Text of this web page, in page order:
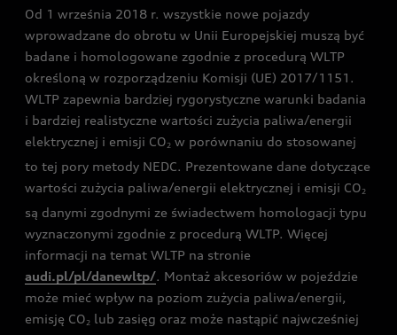
Audi exclusive
Od 1 września 2018 r. wszystkie nowe pojazdy
wprowadzane do obrotu w Unii Europejskiej muszą być
badane i homologowane zgodnie z procedurą WLTP
określoną w rozporządzeniu Komisji (UE) 2017/1151.
WLTP zapewnia bardziej rygorystyczne warunki badania
i bardziej realistyczne wartości zużycia paliwa/energii
elektrycznej i emisji CO2 w porównaniu do stosowanej
to tej pory metody NEDC. Prezentowane dane dotyczące
wartości zużycia paliwa/energii elektrycznej i emisji CO2
są danymi zgodnymi ze świadectwem homologacji typu
wyznaczonymi zgodnie z procedurą WLTP. Więcej
informacji na temat WLTP na stronie
audi.pl/pl/danewltp/. Montaż akcesoriów w pojeździe
może mieć wpływ na poziom zużycia paliwa/energii,
emisję CO2 lub zasięg oraz może nastąpić najwcześniej